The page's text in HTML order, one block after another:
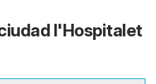
l'Hospitalet